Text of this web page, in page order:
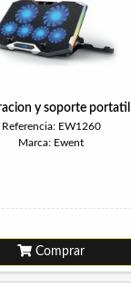
y soporte
Referencia: EW1260
Marca: Ewent
Comprar